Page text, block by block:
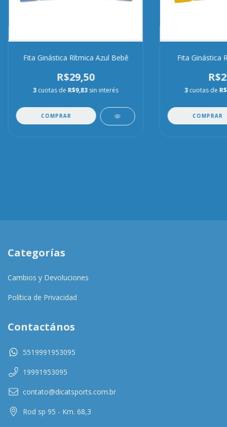
Fita Ginástica Rítmica Azul Bebê
R$29,50
3cuotas de R$9,83sin interés
COMPRAR
Fita Ginástica
3 cuotas de
COMPRAR
Categorías
Cambios y Devoluciones
Política de Privacidad
Contactános
5519991953095
19991953095
contato@dicatsports.com.br
Rod sp 95 - Km. 68,3